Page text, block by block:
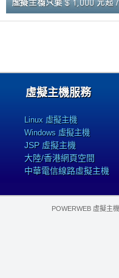
虛擬主機服務
Linux 虛擬主機
Windows 虛擬主機
JSP 虛擬主機
大陸/香港網頁空間
中華電信線路虛擬主機
POWERWEB 虛擬主